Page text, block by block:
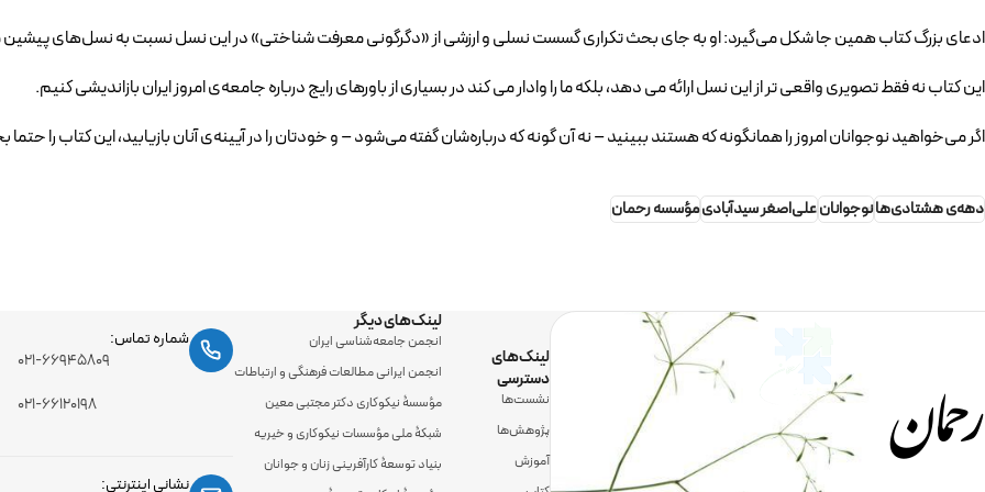
ادعای بزرگ کتاب همین جا شکل می‌گیرد: او به جای بحث تکراری گسست نسلی و ارزشی از «دگرگونی معرفت شناختی» در این نسل نسبت به نسل‌های
این کتاب نه فقط تصویری واقعی تر از این نسل ارائه می دهد، بلکه ما را وادار می کند در بسیاری از باورهای رایج درباره جامعه‌ی امروز ایران بازاندیشی کنیم.
اگر می‌خواهید نوجوانان امروز را همانگونه که هستند ببینید – نه آن گونه که درباره‌شان گفته می‌شود – و خودتان را در آیینه‌ی آنان بازیابید، این کتاب را حتما
دهه‌ی هشتادی‌هانوجوانانعلی‌اصغر سیدآبادیمؤسسه رحمان
رحمان
لینک‌های
دسترسی
نشست‌ها
پژوهش‌ها
آموزش
لینک‌های دیگر
انجمن جامعه‌شناسی ایران
انجمن ایرانی مطالعات فرهنگی و ارتباطات
مؤسسۀ نیکوکاری دکتر مجتبی معین
شبکۀ ملی مؤسسات نیکوکاری و خیریه
بنیاد توسعۀ کارآفرینی زنان و جوانان
شماره تماس:
۰۲۱-۶۶۹۴۵۸۰۹
۰۲۱-۶۶۱۲۰۱۹۸
نشانی اینترنتی: